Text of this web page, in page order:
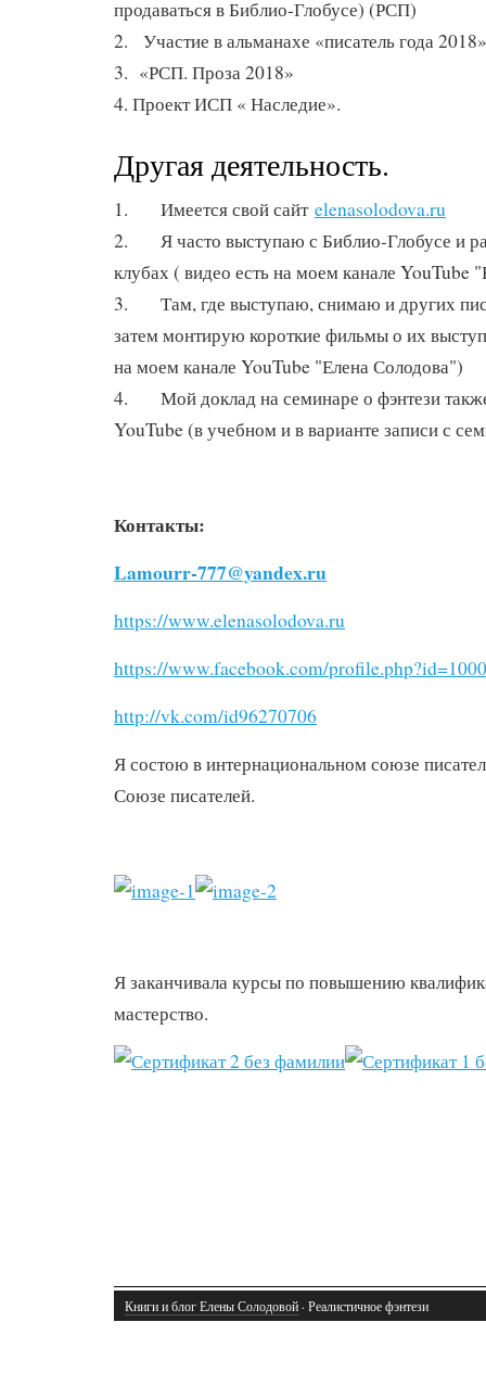
продаваться в Библио-Глобусе) (РСП)
2. Участие в альманахе «писатель года
3. «РСП. Проза 2018»
4. Проект ИСП « Наследие».
Другая деятельность.
1. Имеется свой сайт elenasolodova.ru
2. Я часто выступаю с Библио-Глобусе и
клубах ( видео есть на моем канале YouTube
3. Там, где выступаю, снимаю и других
затем монтирую короткие фильмы о их
на моем канале YouTube "Елена Солодова")
4. Мой доклад на семинаре о фэнтези
YouTube (в учебном и в варианте записи с
Контакты:
Lamourr-777@yandex.ru
https://www.elenasolodova.ru
https://www.facebook.com/
http://vk.com/id96270706
Я состою в интернациональном союзе
Союзе писателей.
Я заканчивала курсы по повышению
мастерство.
Книги и блог Елены Солодовой · Реалистичное фэнтези